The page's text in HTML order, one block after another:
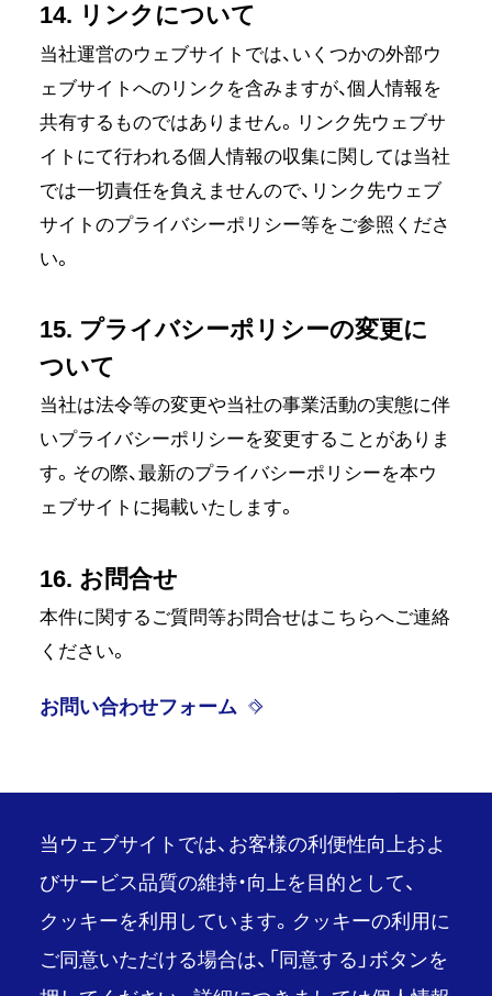
14. リンクについて
当社運営のウェブサイトでは、いくつかの外部ウ
ェブサイトへのリンクを含みますが、個人情報を
共有するものではありません。リンク先ウェブサ
イトにて行われる個人情報の収集に関しては当社
では一切責任を負えませんので、リンク先ウェブ
サイトのプライバシーポリシー等をご参照くださ
い。
15. プライバシーポリシーの変更に
ついて
当社は法令等の変更や当社の事業活動の実態に伴
いプライバシーポリシーを変更することがありま
す。その際、最新のプライバシーポリシーを本ウ
ェブサイトに掲載いたします。
16. お問合せ
本件に関するご質問等お問合せはこちらへご連絡
ください。
お問い合わせフォーム
推奨環境 ご利用条件
当ウェブサイトでは、お客様の利便性向上およ
びサービス品質の維持・向上を目的として、
クッキーを利用しています。クッキーの利用に
ご同意いただける場合は、「同意する」ボタンを